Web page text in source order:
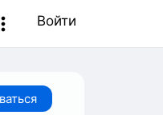
Войти